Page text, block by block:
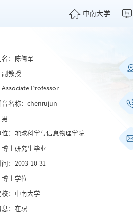
中南大学
名：陈儒军
副教授
Associate Professor
音名称：chenrujun
男
位：地球科学与信息物理学院
博士研究生毕业
间：2003-10-31
博士学位
校：中南大学
息：在职